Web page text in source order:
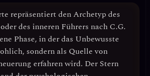
repräsentiert denArchetyp des
oder des inneren Führers nach C.G.
Phase, in der das Unbewusste
sondern als Quelle von
erfahren wird. Der Stern